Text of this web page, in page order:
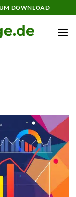
DOWNLOAD